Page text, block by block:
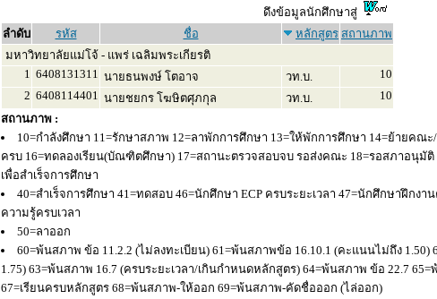
ดึงข้อมูลนักศึกษาสู่
ลำดับ
รหัส ชื่อ หลักสูตร สถานภาพ
มหาวิทยาลัยแม่โจ้ - แพร่ เฉลิมพระเกียรติ
1 6408131311 นายธนพงษ์ โตอาจ วท.บ.
10
2 6408114401 นายชยกร โฆษิตศุภกุล วท.บ.
10
สถานภาพ :
10=กำลังศึกษา 11=รักษาสภาพ 12=ลาพักการศึกษา 13=ให้พักการศึกษา 14=ย้ายคณ
ครบ 16=ทดลองเรียน(บัณฑิตศึกษา) 17=สถานะตรวจสอบจบ รอส่งคณะ 18=รอสภาอนุมัติ
เพื่อสำเร็จการศึกษา
40=สำเร็จการศึกษา 41=ทดสอบ 46=นักศึกษา ECP ครบระยะเวลา 47=นักศึกษาฝึกง
ความรู้ครบเวลา
50=ลาออก
60=พ้นสภาพ ข้อ 11.2.2 (ไม่ลงทะเบียน) 61=พ้นสภาพข้อ 16.10.1 (คะแนนไม่ถึง
1.75) 63=พ้นสภาพ 16.7 (ครบระยะเวลา/เกินกำหนดหลักสูตร) 64=พ้นสภาพ ข้อ 22.7
67=เรียนครบหลักสูตร 68=พ้นสภาพ-ให้ออก 69=พ้นสภาพ-คัดชื่อออก (ไล่ออก)